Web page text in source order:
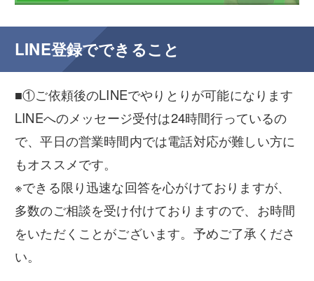
LINE登録でできること
■①ご依頼後のLINEでやりとりが可能になります
LINEへのメッセージ受付は24時間行っているの
で、平日の営業時間内では電話対応が難しい方に
もオススメです。
※できる限り迅速な回答を心がけておりますが、
多数のご相談を受け付けておりますので、お時間
をいただくことがございます。予めご了承くださ
い。